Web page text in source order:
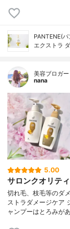
PANTENE(
エクストラ
美容ブロガー
nana
5.00
サロンクオリテ
切れ毛、枝毛等のダ
ストラダメージケア
ャンプーはとろみが